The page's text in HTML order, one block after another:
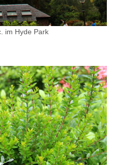
im Hyde Park